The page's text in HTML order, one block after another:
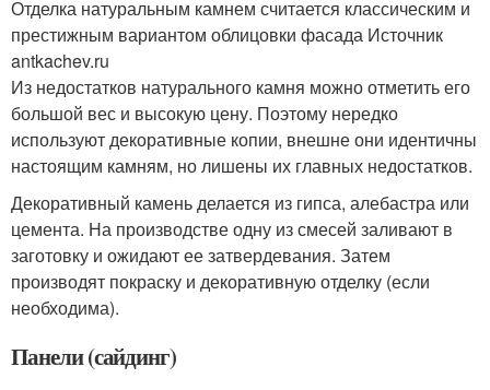
Отделка натуральным камнем считается классическим и
престижным вариантом облицовки фасада Источник
antkachev.ru
Из недостатков натурального камня можно отметить его
большой вес и высокую цену. Поэтому нередко
используют декоративные копии, внешне они идентичны
настоящим камням, но лишены их главных недостатков.
Декоративный камень делается из гипса, алебастра или
цемента. На производстве одну из смесей заливают в
заготовку и ожидают ее затвердевания. Затем
производят покраску и декоративную отделку (если
необходима).
Панели (сайдинг)